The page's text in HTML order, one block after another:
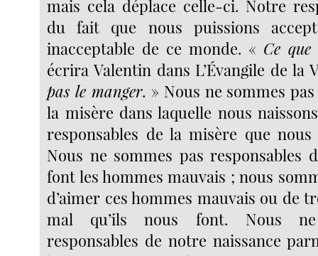
mais cela déplace celle-ci. Notre
du fait que nous puissions
inacceptable de ce monde. « Ce
écrira Valentin dans L’Évangile de la
pas le manger. » Nous ne sommes
la misère dans laquelle nous
responsables de la misère que
Nous ne sommes pas responsables
font les hommes mauvais ; nous
d’aimer ces hommes mauvais ou de
mal qu’ils nous font. Nous
responsables de notre naissance